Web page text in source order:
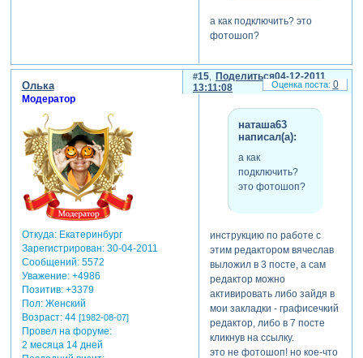
а как подключить? это
фотошоп?
Поделиться
15
04-12-2011
13:11:08
Олька
Модератор
Откуда:Екатеринбург
Зарегистрирован: 30-04-2011
Сообщений:5572
Уважение: +4986
Позитив: +3379
Пол:Женский
Возраст:44 [1982-08-07]
Провел на форуме:
2 месяца 14 дней
наташа63
написал(а):
а как
подключить?
это фотошоп?
инструкцию по работе с
этим редактором вячеслав
выложил в 3 посте, а сам
редактор можно
активировать либо зайдя в
мои закладки - графисечкий
редактор, либо в 7 посте
кликнув на ссылку.
это не фотошоп! но кое-что
0